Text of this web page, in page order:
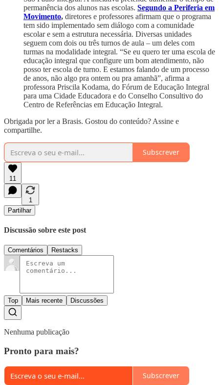
permanência dos alunos nas escolas. Segundo a Periferia em
Movimento, diretores e professores afirmam que o programa
tem sido implementado sem diálogo com a comunidade
escolar e sem a estrutura necessária. Diversas unidades
seguem com dois ou três turnos de aula – um deles com
turmas na modalidade integral. “Se eu quero ter uma escola de
educação integral que configure um bom atendimento, não
posso ter escola de turno. E estamos falando de um processo
de anos, não algo pra ontem ou pra amanhã”, afirma a
professora Priscila Kodama, do Fórum de Educação Integral
para uma Cidade Educadora e do Conselho Consultivo do
Centro de Referências em Educação Integral.
Obrigada por ler a Brasis. Gostou do conteúdo? Assine e
compartilhe.
Subscrever
11
1
Partilhar
Discussão sobre este post
Comentários Restacks
Top Mais recente Discussões
Nenhuma publicação
Pronto para mais?
Subscrever